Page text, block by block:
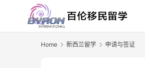
Home 新西兰留学 申请与签证